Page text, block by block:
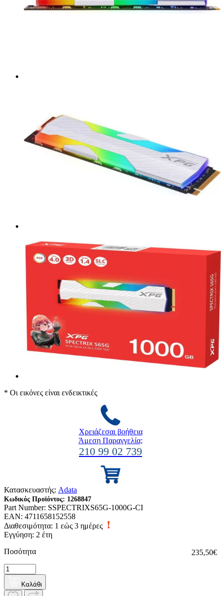
* Οι εικόνες είναι ενδεικτικές
Χρειάζεσαι βοήθεια
Άμεση Παραγγελία;
210 99 02 739
Κατασκευαστής: Adata
Κωδικός Προϊόντος: 1268847
Part Number: SSPECTRIXS65G-1000G-CI
EAN: 4711658152558
Διαθεσιμότητα: 1 εώς 3 ημέρες
Εγγύηση: 2 έτη
235,50€
Ποσότητα
Καλάθι